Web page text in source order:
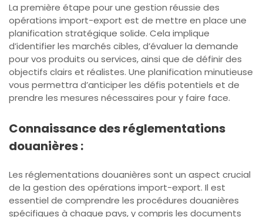
La première étape pour une gestion réussie des
opérations import-export est de mettre en place une
planification stratégique solide. Cela implique
d’identifier les marchés cibles, d’évaluer la demande
pour vos produits ou services, ainsi que de définir des
objectifs clairs et réalistes. Une planification minutieuse
vous permettra d’anticiper les défis potentiels et de
prendre les mesures nécessaires pour y faire face.
Connaissance des réglementations
douanières :
Les réglementations douanières sont un aspect crucial
de la gestion des opérations import-export. Il est
essentiel de comprendre les procédures douanières
spécifiques à chaque pays, y compris les documents